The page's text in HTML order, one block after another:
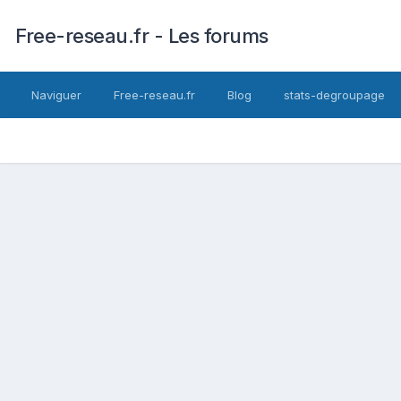
Free-reseau.fr - Les forums
Naviguer Free-reseau.fr Blog stats-degroupage